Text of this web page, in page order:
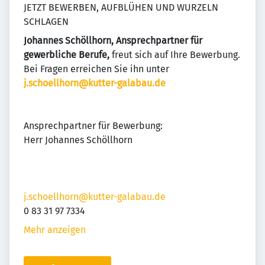
JETZT BEWERBEN, AUFBLÜHEN UND WURZELN
SCHLAGEN
Johannes Schöllhorn, Ansprechpartner für
gewerbliche Berufe, freut sich auf Ihre Bewerbung.
Bei Fragen erreichen Sie ihn unter
j.schoellhorn@kutter-galabau.de
Ansprechpartner für Bewerbung:
Herr Johannes Schöllhorn
j.schoellhorn@kutter-galabau.de
0 83 31 97 7334
Mehr anzeigen